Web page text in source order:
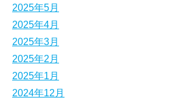
2025年5月
2025年4月
2025年3月
2025年2月
2025年1月
2024年12月